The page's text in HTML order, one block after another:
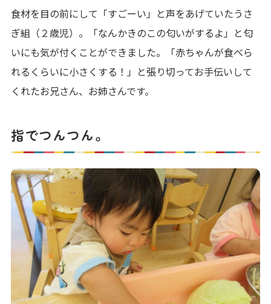
食材を目の前にして「すごーい」と声をあげていたうさ
ぎ組（２歳児）。「なんかきのこの匂いがするよ」と匂
いにも気が付くことができました。「赤ちゃんが食べら
れるくらいに小さくする！」と張り切ってお手伝いして
くれたお兄さん、お姉さんです。
指でつんつん。